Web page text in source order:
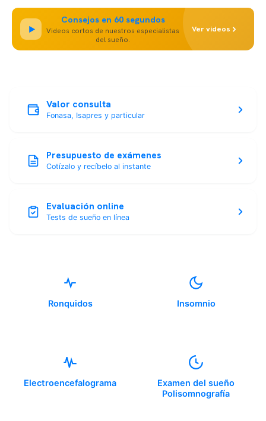
Consejos en 60 segundos
Videos cortos de nuestros especialistas
del sueño.
Ver videos
Valor consulta
Fonasa, Isapres y particular
Presupuesto de exámenes
Cotízalo y recíbelo al instante
Evaluación online
Tests de sueño en línea
Ronquidos Insomnio
Electroencefalograma
Examen del sueño
Polisomnografía